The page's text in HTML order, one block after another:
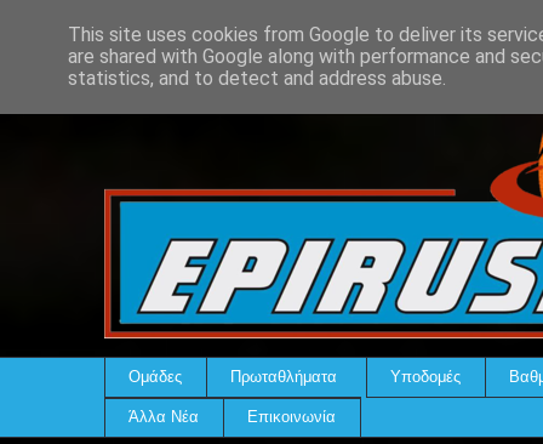
Ομάδες Πρωταθλήματα Υποδομές
Άλλα Νέα Επικοινωνία
This site uses cookies from Google to deliver its
are shared with Google along with performance and
statistics, and to detect and address abuse.